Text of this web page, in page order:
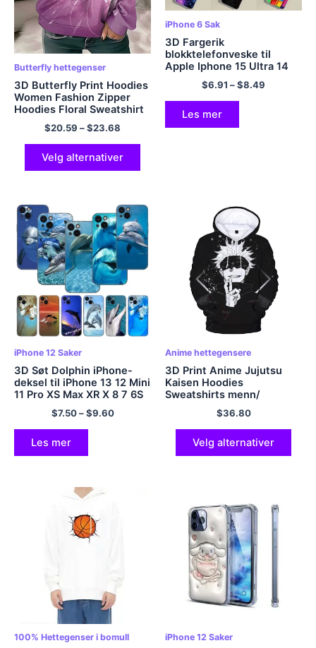
Butterfly hettegenser
3D Butterfly Print Hoodies
Women Fashion Zipper
Hoodies Floral Sweatshirt
Zip Up Hoody Overdize
Sudaderas CrewNeck
Coats Ladies
$20.59 –$23.68
Velg alternativer
iPhone 6 Sak
3D Fargerik
blokktelefonveske til
Apple Iphone 15 Ultra 14
13 Pro Max 11 12 Mini SE
2020 X XS XR 8 7 Pluss
Cover Shell Coque Prote
$6.91 –$8.49
Les mer
iPhone 12 Saker
3D Søt Dolphin iPhone-
deksel til iPhone 13 12 Mini
11 Pro XS Max XR X 8 7 6S
6 Mer 5S 5 SE 2020 Mykt
TPU svart deksel
$7.50–$9.60
Les mer
Anime hettegensere
3D Print Anime Jujutsu
Kaisen Hoodies
Sweatshirts menn/
kvinner/ barn 2023 Mote
streetwear høst vinter
pluss størrelse klær frakk
$36.80
Velg alternativer
100% Hettegenser i bomull iPhone 12 Saker